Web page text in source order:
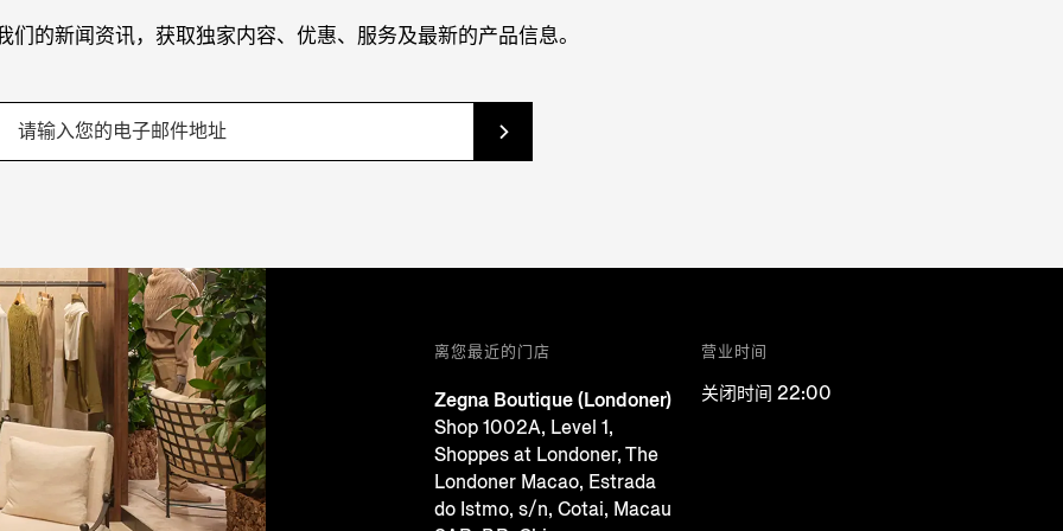
们的新闻资讯，获取独家内容、优惠、服务及最新的产品信息。
离您最近的门店
Zegna Boutique (Londoner)
Shop 1002A, Level 1,
Shoppes at Londoner, The
Londoner Macao, Estrada
do Istmo, s/n, Cotai, Macau
营业时间
关闭时间 22:00